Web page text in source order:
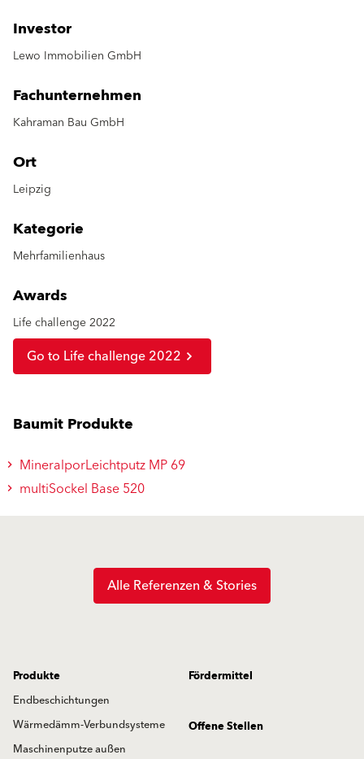
Investor
Lewo Immobilien GmbH
Fachunternehmen
Kahraman Bau GmbH
Ort
Leipzig
Kategorie
Mehrfamilienhaus
Awards
Life challenge 2022
Go to Life challenge 2022
Baumit Produkte
MineralporLeichtputz MP 69
multiSockel Base 520
Alle Referenzen & Stories
Produkte
Endbeschichtungen
Wärmedämm-Verbundsysteme
Maschinenputze außen
Fördermittel
Offene Stellen